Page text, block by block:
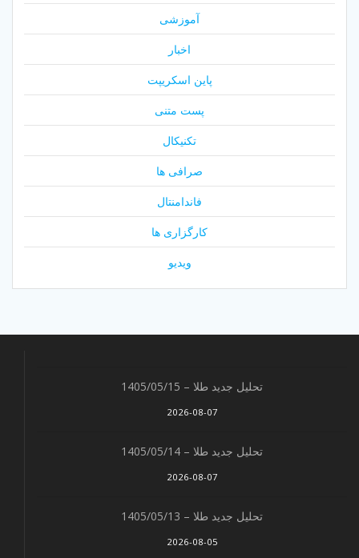
آموزشی
اخبار
پاین اسکریپت
پست متنی
تکنیکال
صرافی ها
فاندامنتال
کارگزاری ها
ویدیو
تحلیل جدید طلا – 1405/05/15
2026-08-07
تحلیل جدید طلا – 1405/05/14
2026-08-07
تحلیل جدید طلا – 1405/05/13
2026-08-05